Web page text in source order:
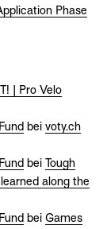
Phase
| Pro Velo
beivoty.ch
beiTough
along the
beiGames